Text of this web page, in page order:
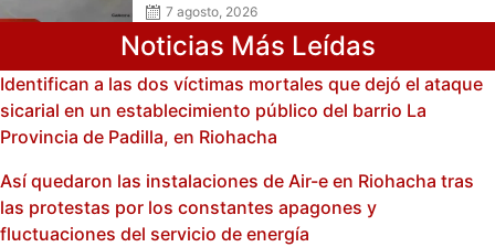
reversa
7 agosto, 2026
Noticias Más Leídas
Identifican a las dos víctimas mortales que dejó el ataque
sicarial en un establecimiento público del barrio La
Provincia de Padilla, en Riohacha
Así quedaron las instalaciones de Air-e en Riohacha tras
las protestas por los constantes apagones y
fluctuaciones del servicio de energía